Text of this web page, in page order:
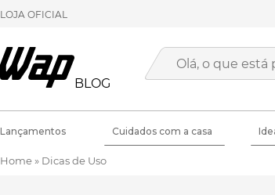
LOJA OFICIAL
BLOG
Lançamentos Cuidados com a casa
Home» Dicas de Uso